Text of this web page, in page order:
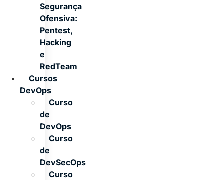
Segurança
Ofensiva:
Pentest,
Hacking
e
RedTeam
Cursos
DevOps
Curso
de
DevOps
Curso
de
DevSecOps
Curso